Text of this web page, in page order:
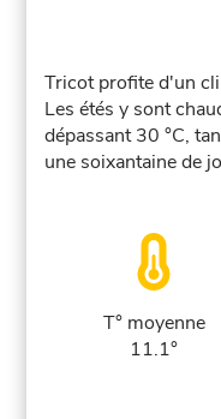
Tricot profite d'un
Les étés y sont
dépassant 30 °C,
une soixantaine de
T° moyenne
11.1°